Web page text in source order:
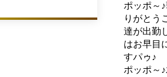
ポッポ～
りがとう
達が出勤
はお早目
すパゥ♪
ポッポ～